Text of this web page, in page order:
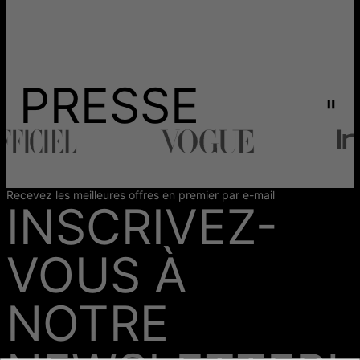
PRESSE
Recevez les meilleures offres en premier par e-mail
INSCRIVEZ-
VOUS À
NOTRE